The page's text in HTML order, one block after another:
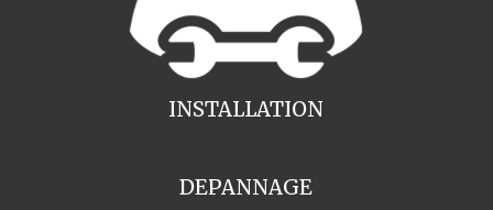
INSTALLATION
DEPANNAGE